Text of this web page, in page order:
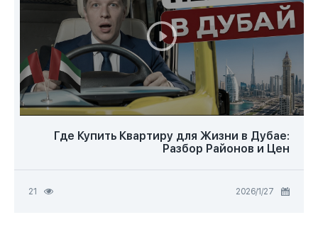
Где Купить Квартиру для Жизни в Дубае:
Разбор Районов и Цен
27‏/1‏/2026
21